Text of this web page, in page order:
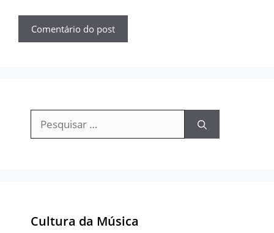
Pesquisar
por:
Cultura da Música